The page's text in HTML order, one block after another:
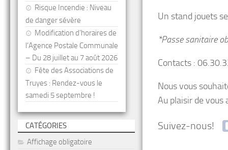
Un stand jouets
*Passe sanitaire
Contacts :
Nous vous
Au plaisir de vous
Suivez-nous!
Risque Incendie : Niveau
de danger sévère
Modification d’horaires de
l’Agence Postale Communale
– Du 28 juillet au 7 août 2026
Fête des Associations de
Truyes : Rendez-vous le
samedi 5 septembre !
CATÉGORIES
Affichage obligatoire